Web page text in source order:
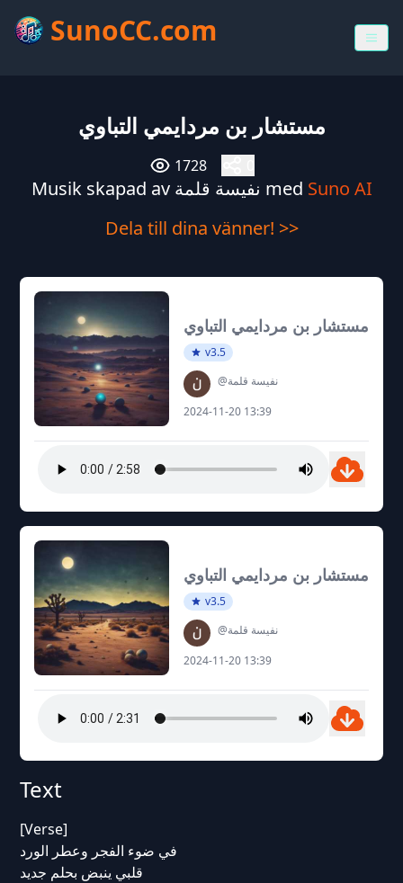
SunoCC.com
مستشار بن مردايمي التباوي
1728
Musik skapad av نفيسة قلمة med Suno AI
Dela till dina vänner! >>
مستشار بن مردايمي التباوي
v3.5
@نفيسة قلمة
2024-11-20 13:39
مستشار بن مردايمي التباوي
v3.5
@نفيسة قلمة
2024-11-20 13:39
Text
[Verse]
في ضوء الفجر وعطر الورد
قلبي ينبض بحلم جديد